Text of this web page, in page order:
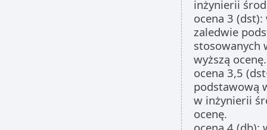
inżynierii
ocena 3
zaledwie
stosowanych
wyższą ocenę.
ocena 3,5
podstawową
w inżynierii
ocenę.